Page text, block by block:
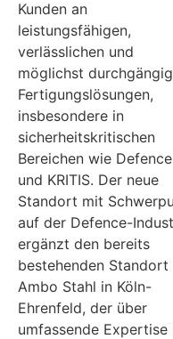
Kunden an
leistungsfähigen,
verlässlichen und
möglichst
Fertigungslösungen,
insbesondere in
sicherheitskritischen
Bereichen wie Defence
und KRITIS. Der neue
Standort mit
auf der Defence-
ergänzt den bereits
bestehenden Standort
Ambo Stahl in Köln-
Ehrenfeld, der über
umfassende Expertise